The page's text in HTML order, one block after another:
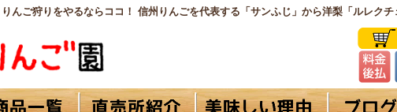
んご狩りをやるならココ！ 信州りんごを代表する「サンふじ」から洋梨「ルレクチ